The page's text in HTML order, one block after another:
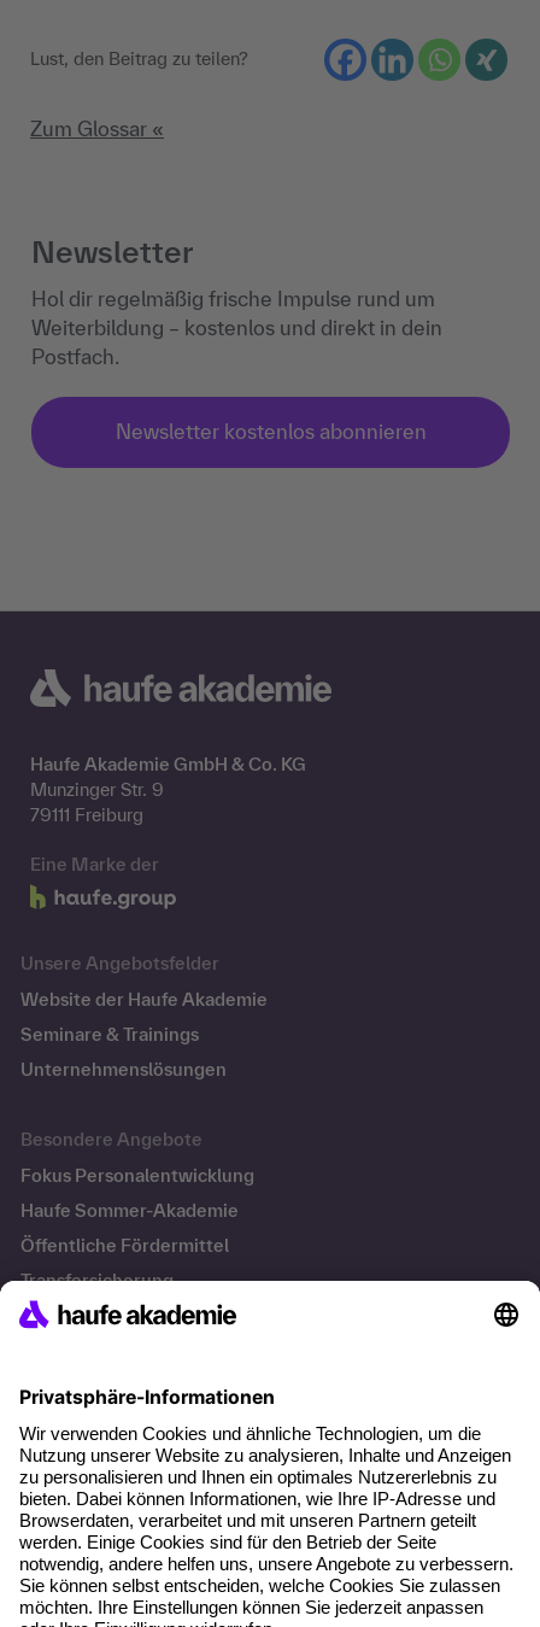
Lust, den Beitrag zu teilen?
Zum Glossar «
Newsletter
Hol dir regelmäßig frische Impulse rund um
Weiterbildung – kostenlos und direkt in dein
Postfach.
Newsletter kostenlos abonnieren
Haufe Akademie GmbH & Co. KG
Munzinger Str. 9
79111 Freiburg
Eine Marke der
Unsere Angebotsfelder
Website der Haufe Akademie
Seminare & Trainings
Unternehmenslösungen
Besondere Angebote
Fokus Personalentwicklung
Haufe Sommer-Akademie
Öffentliche Fördermittel
Transfersicherung
Führung im KI-Zeitalter: Wie Human-AI-Leadership Teams
stark macht
Operatives Personalmanagement: Aufgaben, Prozesse
und Grundlagen im Überblick
KI Texte menschlicher machen und unverwechselbar
bleiben
KI-Projekte zum Erfolg bringen